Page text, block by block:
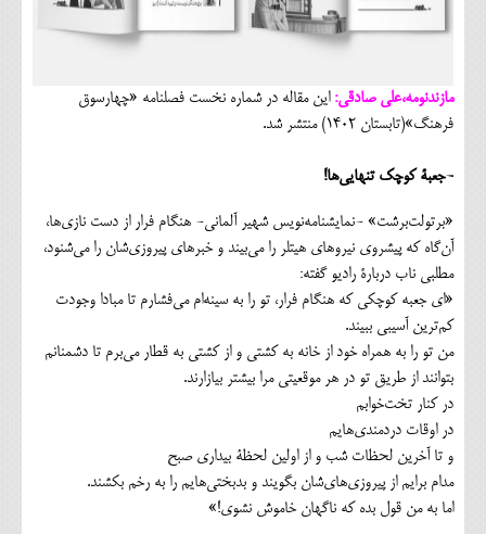
مازندنومه،علی صادقی: این مقاله در شماره نخست فصلنامه «چهارسوق
فرهنگ»(تابستان 1402) منتشر شد.
-جعبۀ کوچک تنهایی‌ها!
«برتولت‌برشت» -نمایشنامه‌نویس شهیر آلمانی- هنگام فرار از دست نازی‌ها،
آن‌گاه که پیشروی نیروهای هیتلر را می‌بیند و خبرهای پیروزی‌شان را می‌شنود،
مطلبی ناب دربارۀ رادیو گفته:
«ای جعبه کوچکی که هنگام فرار، تو را به سینه‌ام می‌فشارم تا مبادا وجودت
کم‌ترین آسیبی ببیند.
من تو را به همراه خود از خانه به کشتی و از کشتی به قطار می‌برم تا دشمنانم
بتوانند از طریق تو در هر موقعیتی مرا بیشتر بیازارند.
در کنار تخت‌خوابم
در اوقات دردمندی‌هایم
و تا آخرین لحظات شب و از اولین لحظۀ بیداری صبح
مدام برایم از پیروزی‌های‌شان بگویند و بدبختی‌هایم را به رخم بکشند.
اما به من قول بده که ناگهان خاموش نشوی!»